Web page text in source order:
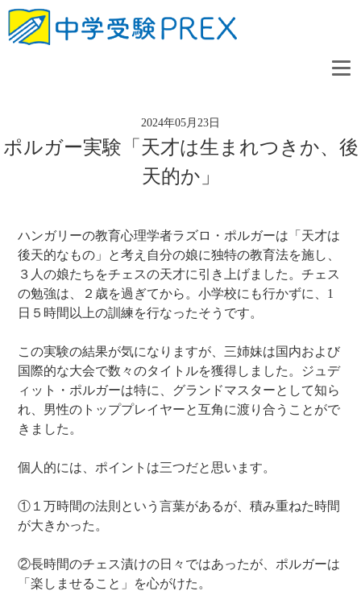
2024年05月23日
ポルガー実験「天才は生まれつきか、後
天的か」
ハンガリーの教育心理学者ラズロ・ポルガーは「天才は
後天的なもの」と考え自分の娘に独特の教育法を施し、
３人の娘たちをチェスの天才に引き上げました。チェス
の勉強は、２歳を過ぎてから。小学校にも行かずに、1
日５時間以上の訓練を行なったそうです。
この実験の結果が気になりますが、三姉妹は国内および
国際的な大会で数々のタイトルを獲得しました。ジュデ
ィット・ポルガーは特に、グランドマスターとして知ら
れ、男性のトッププレイヤーと互角に渡り合うことがで
きました。
個人的には、ポイントは三つだと思います。
①１万時間の法則という言葉があるが、積み重ねた時間
が大きかった。
②長時間のチェス漬けの日々ではあったが、ポルガーは
「楽しませること」を心がけた。